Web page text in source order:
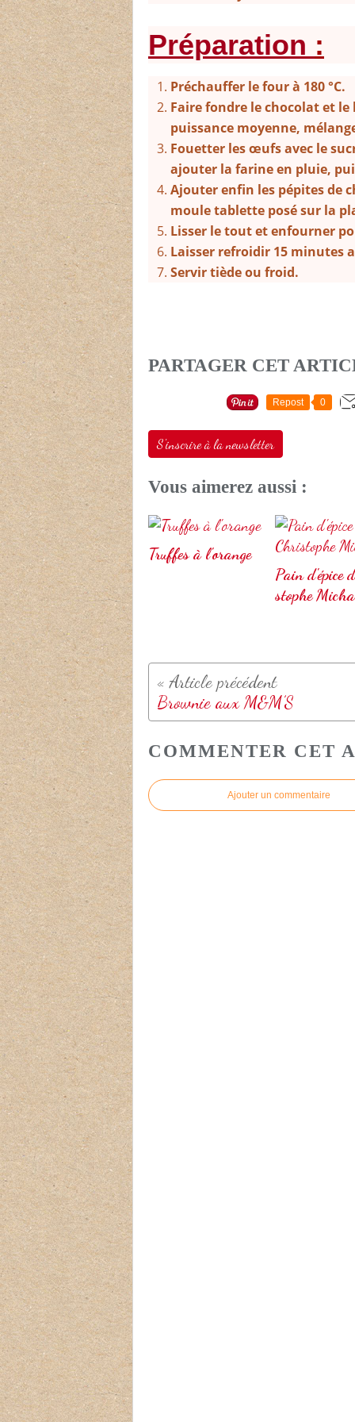
Préparation :
Préchauffer le four à 180 °C.
Faire fondre le chocolat et
puissance moyenne,
Fouetter les œufs avec le
ajouter la farine en pluie,
Ajouter enfin les pépites de
moule tablette posé sur la
Lisser le tout et enfourner
Laisser refroidir 15 minutes
Servir tiède ou froid.
PARTAGER CET
Repost 0
S'inscrire à la newsletter
Vous aimerez aussi :
Truffes à l'orange
Pain d'épice
stophe
Brownie aux M&M’S
COMMENTER CET
Ajouter un commentaire